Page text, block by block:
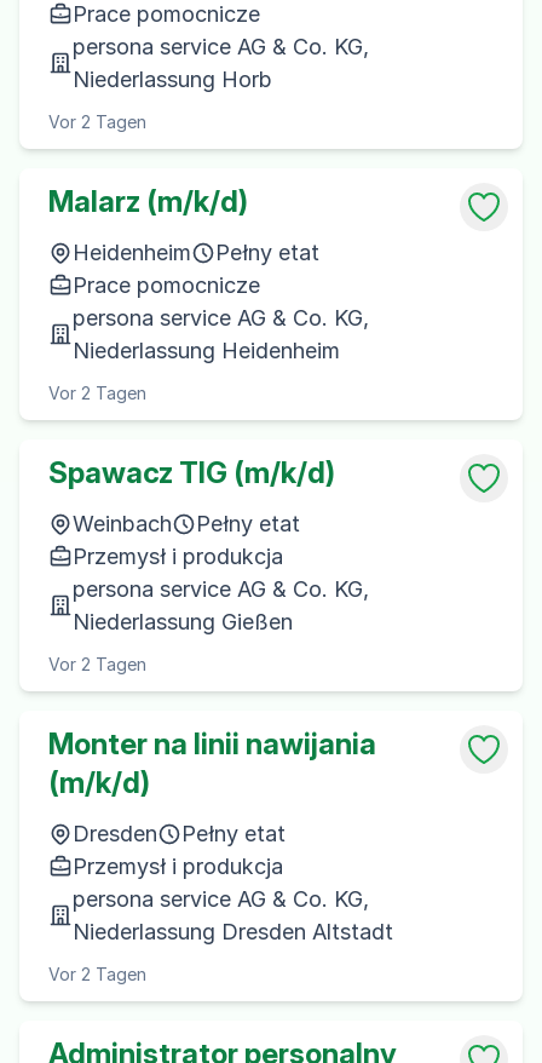
Prace pomocnicze
persona service AG & Co. KG,
Niederlassung Horb
Vor 2 Tagen
Malarz (m/k/d)
Heidenheim
Pełny etat
Prace pomocnicze
persona service AG & Co. KG,
Niederlassung Heidenheim
Vor 2 Tagen
Spawacz TIG (m/k/d)
Weinbach
Pełny etat
Przemysł i produkcja
persona service AG & Co. KG,
Niederlassung Gießen
Vor 2 Tagen
Monter na linii nawijania
(m/k/d)
Dresden
Pełny etat
Przemysł i produkcja
persona service AG & Co. KG,
Niederlassung Dresden Altstadt
Vor 2 Tagen
Administrator personalny